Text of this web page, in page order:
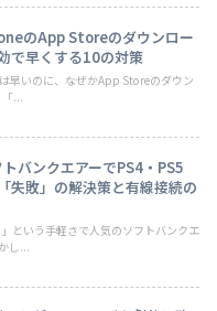
のApp Storeのダウンロー
で早くする10の対策
早いのに、なぜかApp Storeのダウン
...
バンクエアーでPS4・PS5
失敗」の解決策と有線接続の
という手軽さで人気のソフトバンクエ
し...